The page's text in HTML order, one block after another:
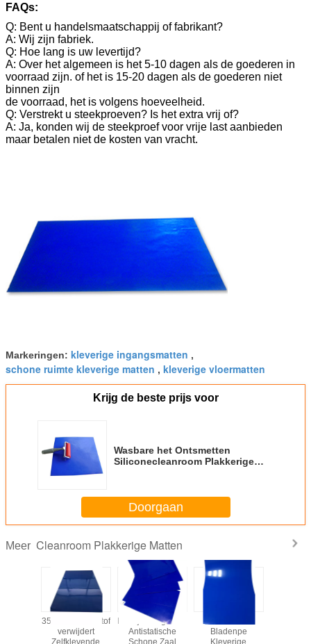
FAQs:
Q: Bent u handelsmaatschappij of fabrikant?
A: Wij zijn fabriek.
Q: Hoe lang is uw levertijd?
A: Over het algemeen is het 5-10 dagen als de goederen in
voorraad zijn. of het is 15-20 dagen als de goederen niet
binnen zijn
de voorraad, het is volgens hoeveelheid.
Q: Verstrekt u steekproeven? Is het extra vrij of?
A: Ja, konden wij de steekproef voor vrije last aanbieden
maar betalen niet de kosten van vracht.
Markeringen: kleverige ingangsmatten ,
schone ruimte kleverige matten , kleverige vloermatten
Krijg de beste prijs voor
Wasbare het Ontsmetten
Siliconecleanroom Plakkerige
Doorgaan
Meer Cleanroom Plakkerige Matten
35um het diktestof
verwijdert
Bedrijfsveiligheidsesd
Antistatische
Blauwe 60
Bladenpe